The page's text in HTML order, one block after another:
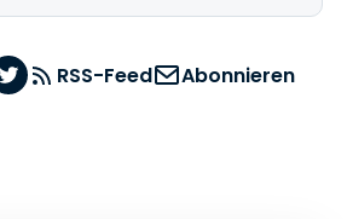
RSS-Feed Abonnieren